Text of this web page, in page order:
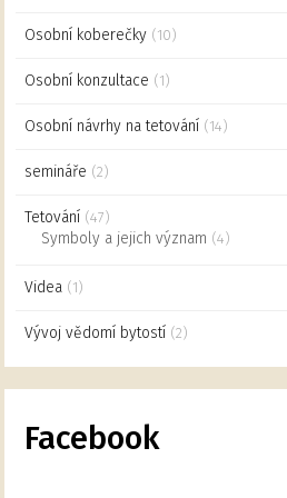
Osobní koberečky (10)
Osobní konzultace (1)
Osobní návrhy na tetování (14)
semináře (2)
Tetování (47)
Symboly a jejich význam (4)
Videa (1)
Vývoj vědomí bytostí (2)
Facebook